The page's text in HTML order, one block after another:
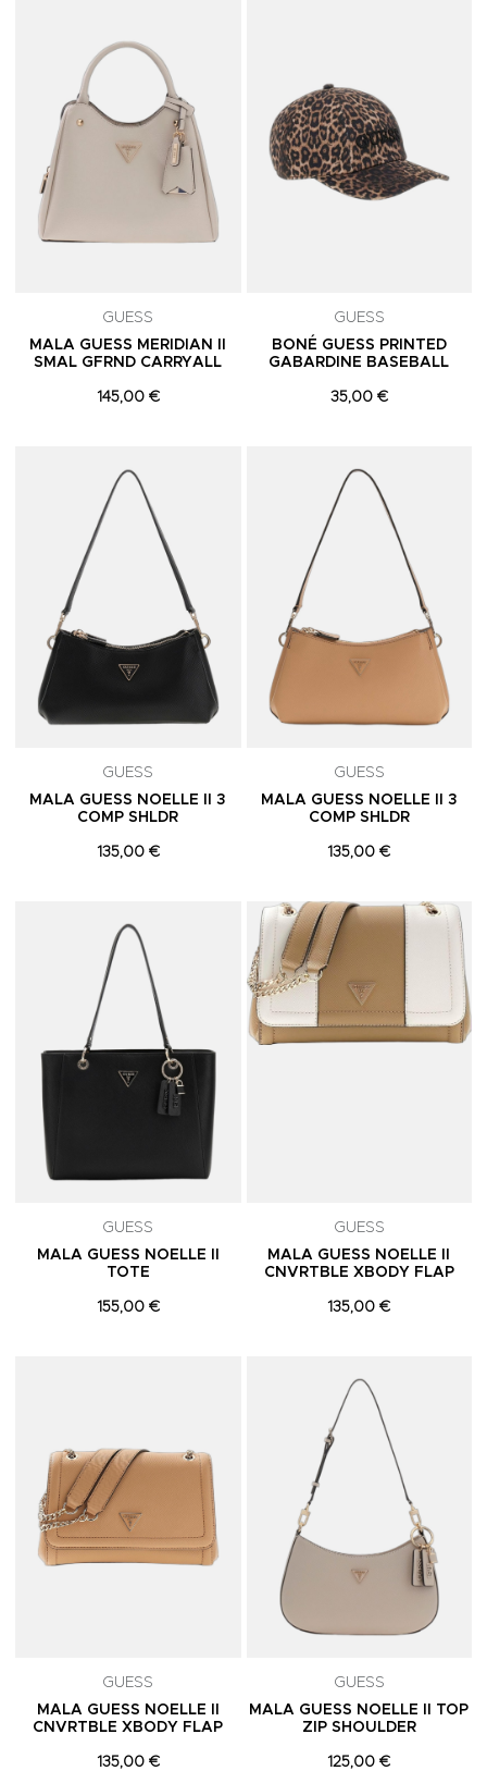
GUESS
MALA GUESS MERIDIAN II
SMAL GFRND CARRYALL
145,00 €
GUESS
BONÉ GUESS PRINTED
GABARDINE BASEBALL
35,00 €
GUESS
MALA GUESS NOELLE II 3
COMP SHLDR
135,00 €
GUESS
MALA GUESS NOELLE II 3
COMP SHLDR
135,00 €
Adicionar aos Favoritos
GUESS
MALA GUESS NOELLE II
TOTE
155,00 €
GUESS
MALA GUESS NOELLE II
CNVRTBLE XBODY FLAP
135,00 €
GUESS
MALA GUESS NOELLE II
CNVRTBLE XBODY FLAP
135,00 €
GUESS
MALA GUESS NOELLE II TOP
ZIP SHOULDER
125,00 €